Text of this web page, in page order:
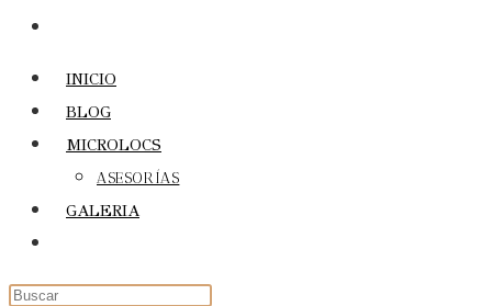
INICIO
BLOG
MICROLOCS
ASESORÍAS
GALERIA